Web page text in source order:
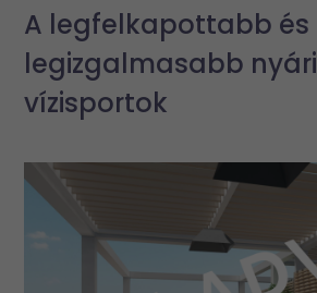
A legfelkapottabb és
legizgalmasabb nyári
vízisportok